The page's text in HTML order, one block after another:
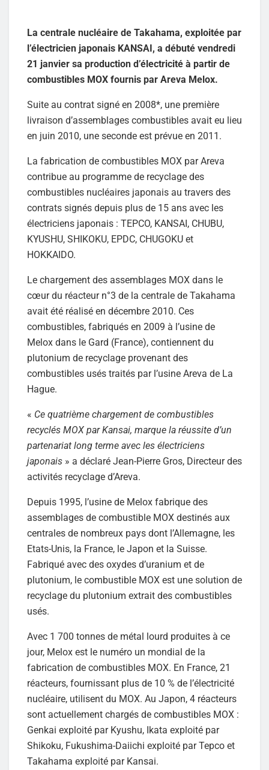
La centrale nucléaire de Takahama, exploitée par
l’électricien japonais KANSAI, a débuté vendredi
21 janvier sa production d’électricité à partir de
combustibles MOX fournis par Areva Melox.
Suite au contrat signé en 2008*, une première
livraison d’assemblages combustibles avait eu lieu
en juin 2010, une seconde est prévue en 2011.
La fabrication de combustibles MOX par Areva
contribue au programme de recyclage des
combustibles nucléaires japonais au travers des
contrats signés depuis plus de 15 ans avec les
électriciens japonais : TEPCO, KANSAI, CHUBU,
KYUSHU, SHIKOKU, EPDC, CHUGOKU et
HOKKAIDO.
Le chargement des assemblages MOX dans le
cœur du réacteur n°3 de la centrale de Takahama
avait été réalisé en décembre 2010. Ces
combustibles, fabriqués en 2009 à l’usine de
Melox dans le Gard (France), contiennent du
plutonium de recyclage provenant des
combustibles usés traités par l’usine Areva de La
Hague.
« Ce quatrième chargement de combustibles
recyclés MOX par Kansai, marque la réussite d’un
partenariat long terme avec les électriciens
japonais » a déclaré Jean-Pierre Gros, Directeur des
activités recyclage d’Areva.
Depuis 1995, l’usine de Melox fabrique des
assemblages de combustible MOX destinés aux
centrales de nombreux pays dont l’Allemagne, les
Etats-Unis, la France, le Japon et la Suisse.
Fabriqué avec des oxydes d’uranium et de
plutonium, le combustible MOX est une solution de
recyclage du plutonium extrait des combustibles
usés.
Avec 1 700 tonnes de métal lourd produites à ce
jour, Melox est le numéro un mondial de la
fabrication de combustibles MOX. En France, 21
réacteurs, fournissant plus de 10 % de l’électricité
nucléaire, utilisent du MOX. Au Japon, 4 réacteurs
sont actuellement chargés de combustibles MOX :
Genkai exploité par Kyushu, Ikata exploité par
Shikoku, Fukushima-Daiichi exploité par Tepco et
Takahama exploité par Kansai.